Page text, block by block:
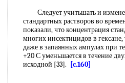
Следует учитьшать и
стандартных растворов во
показали, что концентрация
многих инсектицидов в гексане,
даже в запаянных ампулах при
+20 С уменьшается в течение
исходной [33].
[c.160]